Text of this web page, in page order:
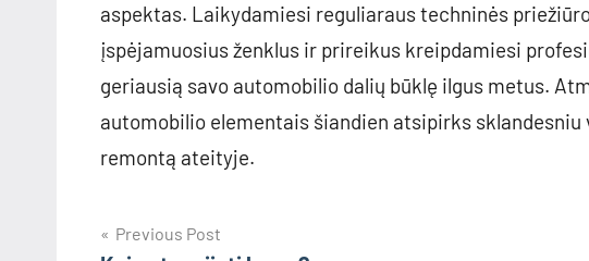
aspektas. Laikydamiesi reguliaraus techninės
įspėjamuosius ženklus ir prireikus kreipdamiesi
geriausią savo automobilio dalių būklę ilgus metus.
automobilio elementais šiandien atsipirks
remontą ateityje.
Navigacija
Previous Post